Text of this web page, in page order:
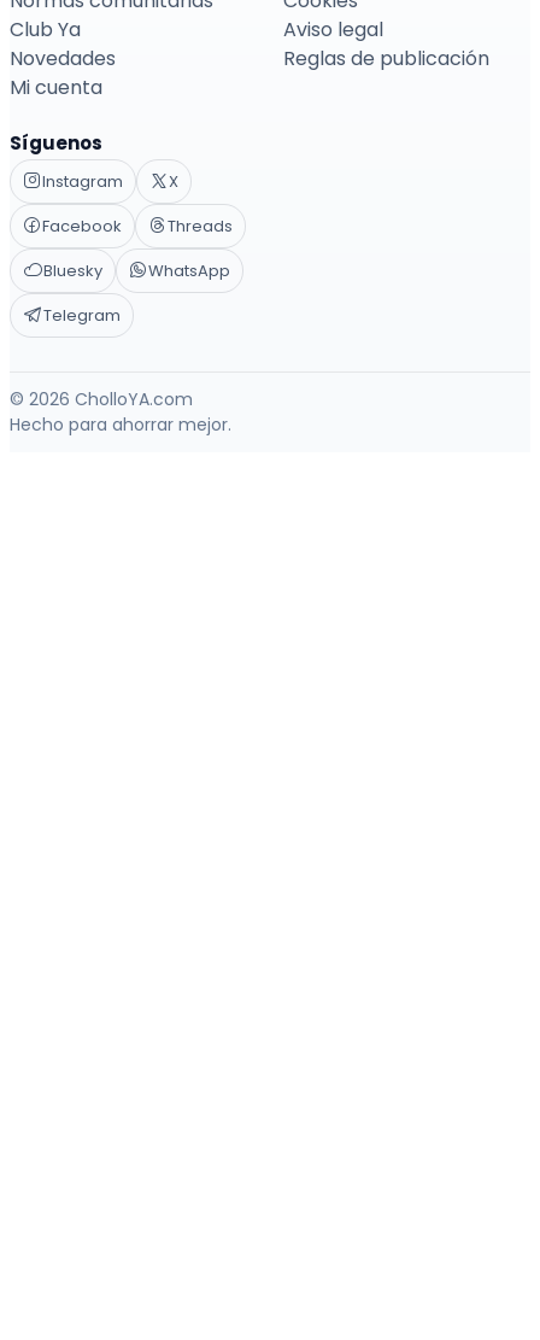
Club Ya
Novedades
Mi cuenta
Aviso legal
Reglas de publicación
Síguenos
Instagram
X
Facebook
Threads
Bluesky
WhatsApp
Telegram
© 2026 CholloYA.com
Hecho para ahorrar mejor.